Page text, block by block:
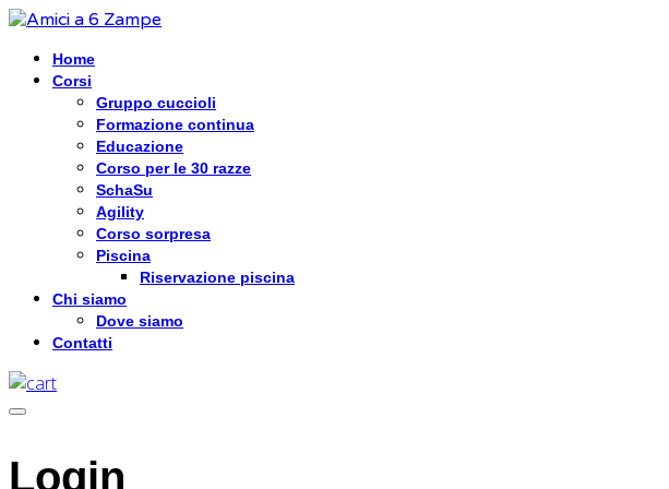
Home
Corsi
Gruppo cuccioli
Formazione continua
Educazione
Corso per le 30 razze
SchaSu
Agility
Corso sorpresa
Piscina
Riservazione piscina
Chi siamo
Dove siamo
Contatti
Login